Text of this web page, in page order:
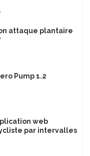
attaque plantaire
Pump 1.2
web
par intervalles